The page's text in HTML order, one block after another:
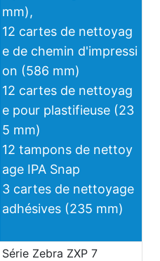
mm),
12 cartes de nettoyag
e de chemin d'impressi
on (586 mm)
12 cartes de nettoyag
e pour plastifieuse (23
5 mm)
12 tampons de nettoy
age IPA Snap
3 cartes de nettoyage
adhésives (235 mm)
Série Zebra ZXP 7